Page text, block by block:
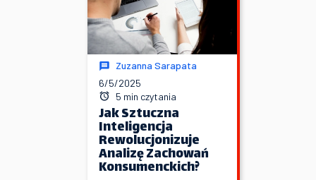
Zuzanna Sarapata
6/5/2025
5 min czytania
Jak Sztuczna
Inteligencja
Rewolucjonizuje
Analizę Zachowań
Konsumenckich?